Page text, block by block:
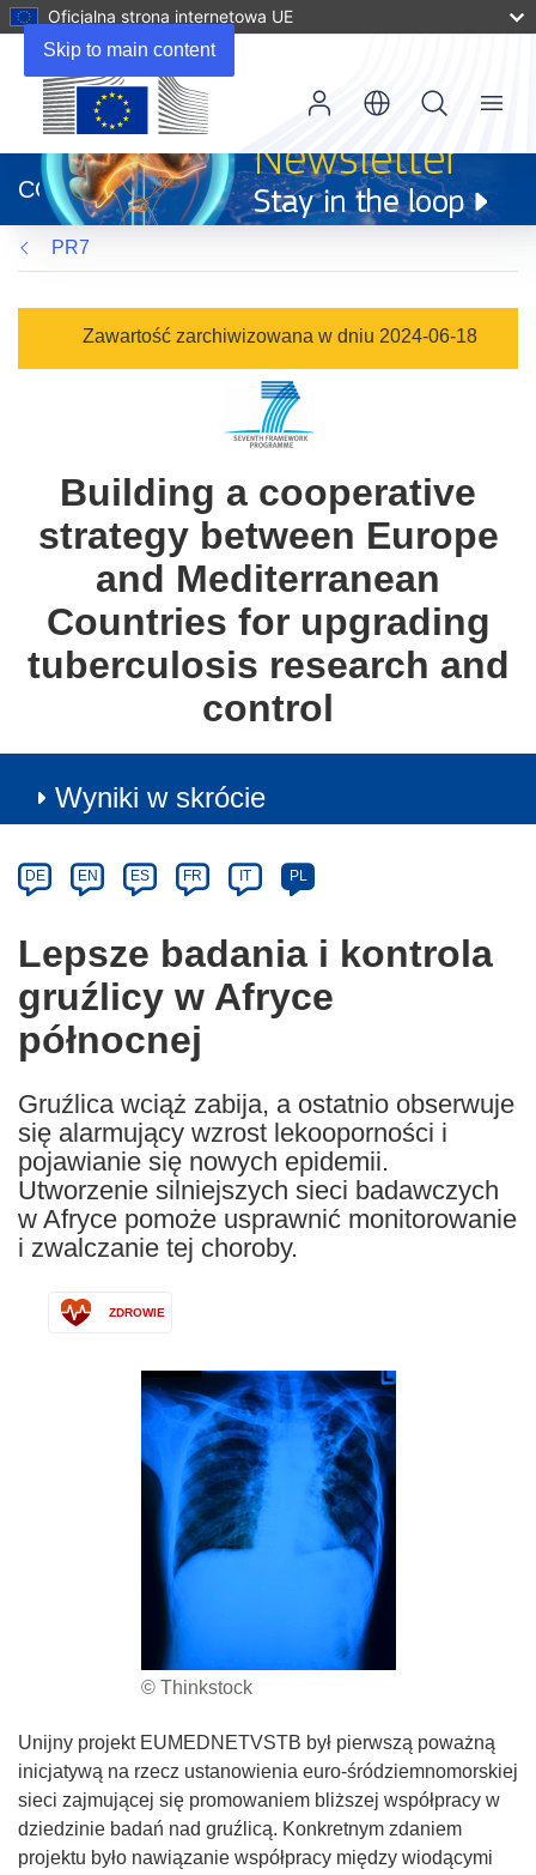
Skip to main content
Oficjalna strona internetowa UE
otworzy
się
w
nowym
oknie)
CORDIS
Menu
PR7
Zawartość zarchiwizowana w dniu 2024-06-18
Building a cooperative
strategy between Europe
and Mediterranean
Countries for upgrading
tuberculosis research and
control
Wyniki w skrócie
Category
Article
available
the
following
languages:
DE EN ES FR IT PL
Lepsze badania i kontrola
gruźlicy w Afryce
północnej
Gruźlica wciąż zabija, a ostatnio obserwuje
się alarmujący wzrost lekooporności i
pojawianie się nowych epidemii.
Utworzenie silniejszych sieci badawczych
w Afryce pomoże usprawnić monitorowanie
i zwalczanie tej choroby.
ZDROWIE
© Thinkstock
Unijny projekt EUMEDNETVSTB był pierwszą poważną
inicjatywą na rzecz ustanowienia euro-śródziemnomorskiej
sieci zajmującej się promowaniem bliższej współpracy w
dziedzinie badań nad gruźlicą. Konkretnym zdaniem
projektu było nawiązanie współpracy między wiodącymi